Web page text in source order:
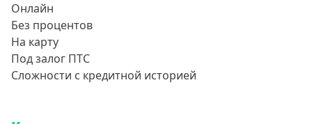
Онлайн
Без процентов
На карту
Под залог ПТС
Сложности с кредитной историей